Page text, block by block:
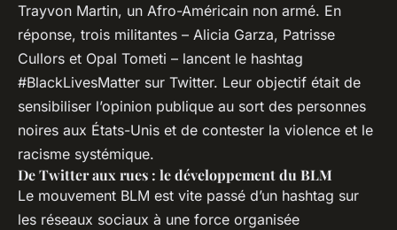
Trayvon Martin, un Afro-Américain non armé. En
réponse, trois militantes – Alicia Garza, Patrisse
Cullors et Opal Tometi – lancent le hashtag
#BlackLivesMatter sur Twitter. Leur objectif était de
sensibiliser l’opinion publique au sort des personnes
noires aux États-Unis et de contester la violence et le
racisme systémique.
De Twitter aux rues : le développement du BLM
Le mouvement BLM est vite passé d’un hashtag sur
les réseaux sociaux à une force organisée